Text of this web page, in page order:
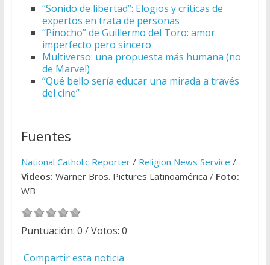
“Sonido de libertad”: Elogios y críticas de
expertos en trata de personas
“Pinocho” de Guillermo del Toro: amor
imperfecto pero sincero
Multiverso: una propuesta más humana (no
de Marvel)
“Qué bello sería educar una mirada a través
del cine”
Fuentes
National Catholic Reporter/ Religion News Service /
Videos: Warner Bros. Pictures Latinoamérica / Foto:
WB
Puntuación: 0 / Votos: 0
Compartir esta noticia